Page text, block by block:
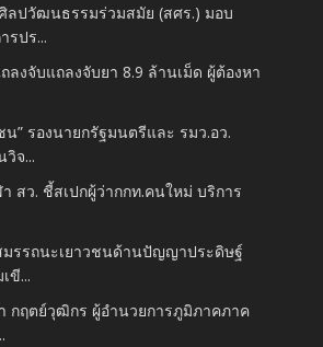
ลปวัฒนธรรมร่วมสมัย (สศร.) มอบ
รปร...
ลงจับแถลงจับยา 8.9 ล้านเม็ด ผู้ต้องหา
น” รองนายกรัฐมนตรีและ รมว.อว.
จ...
สว. ชี้สเปกผู้ว่ากกท.คนใหม่ บริการ
มรรถนะเยาวชนด้านปัญญาประดิษฐ์
ขี...
กฤตย์วุฒิกร ผู้อำนวยการภูมิภาคภาค